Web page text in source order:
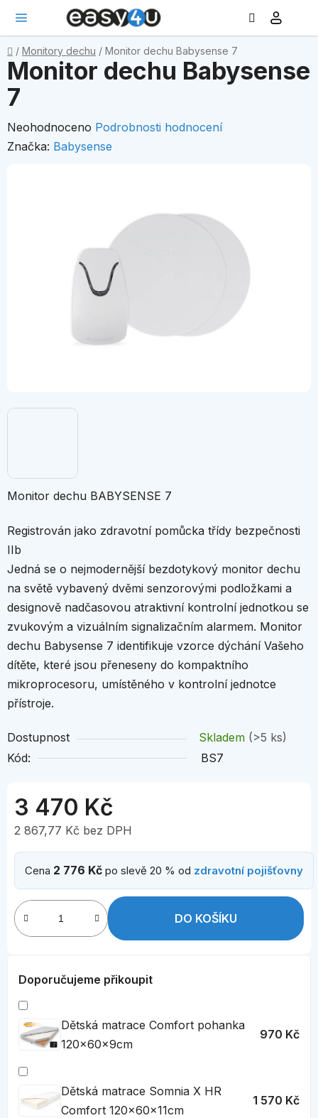
obsah
Domů
/ Monitory dechu / Monitor dechu Babysense 7
Monitor dechu BABYSENSE 7
Registrován jako zdravotní pomůcka třídy bezpečnosti
IIb
Jedná se o nejmodernější bezdotykový monitor dechu
na světě vybavený dvěmi senzorovými podložkami a
designově nadčasovou atraktivní kontrolní jednotkou se
zvukovým a vizuálním signalizačním alarmem. Monitor
dechu Babysense 7 identifikuje vzorce dýchání Vašeho
dítěte, které jsou přeneseny do kompaktního
mikroprocesoru, umístěného v kontrolní jednotce
přístroje.
Dostupnost Skladem (>5 ks)
Kód:
BS7
3 470 Kč
2 867,77 Kč bez DPH
Měrná cena:
Cena 2 776 Kč po slevě 20 % od zdravotní pojišťovny
DO KOŠÍKU
Doporučujeme přikoupit
Dětská matrace Comfort pohanka
120x60x9cm
970 Kč
Dětská matrace Somnia X HR
Comfort 120x60x11cm
1 570 Kč
Monitor dechu Babysense
7
Průměrné
hodnocení
Neohodnoceno Podrobnosti hodnocení
Značka: Babysense